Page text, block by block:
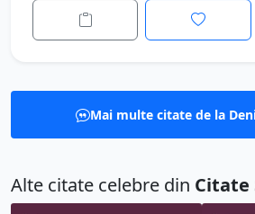
Mai multe citate de la
Alte citate celebre din